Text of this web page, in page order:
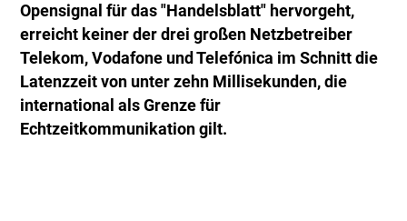
Opensignal für das "Handelsblatt" hervorgeht,
erreicht keiner der drei großen Netzbetreiber
Telekom, Vodafone und Telefónica im Schnitt die
Latenzzeit von unter zehn Millisekunden, die
international als Grenze für
Echtzeitkommunikation gilt.